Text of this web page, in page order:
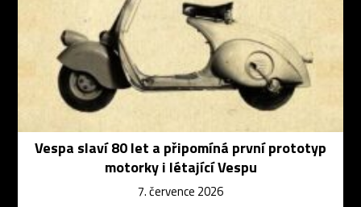
Vespa slaví 80 let a připomíná první prototyp
motorky i létající Vespu
7. července 2026